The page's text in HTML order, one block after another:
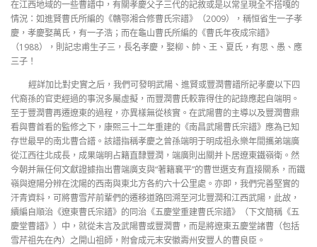
在江西地域的一些曹譜中，有關孝慶父子三代的記敘或是以常呈現全不搭嘎的
情況：如進賢曹氏所編的《贛鄂湘合修曹氏宗譜》（2009），稱恒省生一子孝
慶，孝慶娶萬氏，有一子浩；而在龜山曹氏所編的《曹氏年夜成宗譜》
（1988），則記忠甫生子三，長名孝慶，娶柳、帥、王、夏氏，有思、愚、應
三子！
經詳加比對史實之后，我們可發明武陽、進賢或豐潤曹譜所記孝慶以下四
代裔孫的官吏經過的事況多屬虛擬，而豐潤曹氏較靠得住的記錄應起自端明。
至于豐潤曹再遷遼東的過程，亦異樣無從核實。在武陽曹的主導以及豐潤曹鼎
看與曹首看的監修之下，康熙三十二年重建的《南昌武陽曹氏宗譜》應為已知
存世最早的南北曹合譜。該譜指稱孝慶之曾孫端明于明成祖永樂年間攜弟端廣
從江西往北成長，成果端明占籍直隸豐潤，端廣則出關并卜居遼東鐵嶺衛。然
今朝并無任何文獻證據指出曹端廣支與“著籍襄平”的曹世選支有直接關系，而鐵
嶺與遼陽分辨在沈陽的西南與東北方各約六十公里處。亦即，我們完善堅實的
汗青資料，可將曹雪芹前輩們的遷移道路回溯至河北豐潤和江西武陽，此故，
續編自順治《遼東曹氏宗譜》的同治《五慶堂重建曹氏宗譜》（下文簡稱《五
慶堂曹譜》）中，就從未言及武陽曹或豐潤曹，而是將遼東五慶堂諸曹（包括
雪芹祖先在內）之開山祖師，附會成元末安徽壽州安豐人的曹良臣。